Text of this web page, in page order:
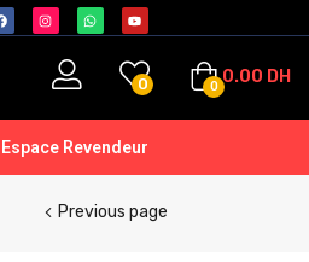
0 0 0.00 DH
Espace Revendeur
Previous page